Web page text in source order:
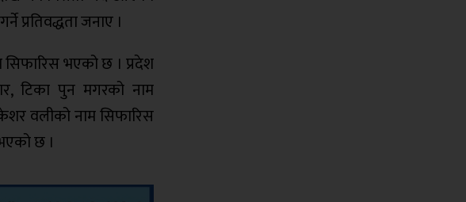
प्रतिवद्धता जनाए ।
सिफारिस भएको छ । प्रदेश
टिका पुन मगरको नाम
वलीको नाम सिफारिस
छ ।